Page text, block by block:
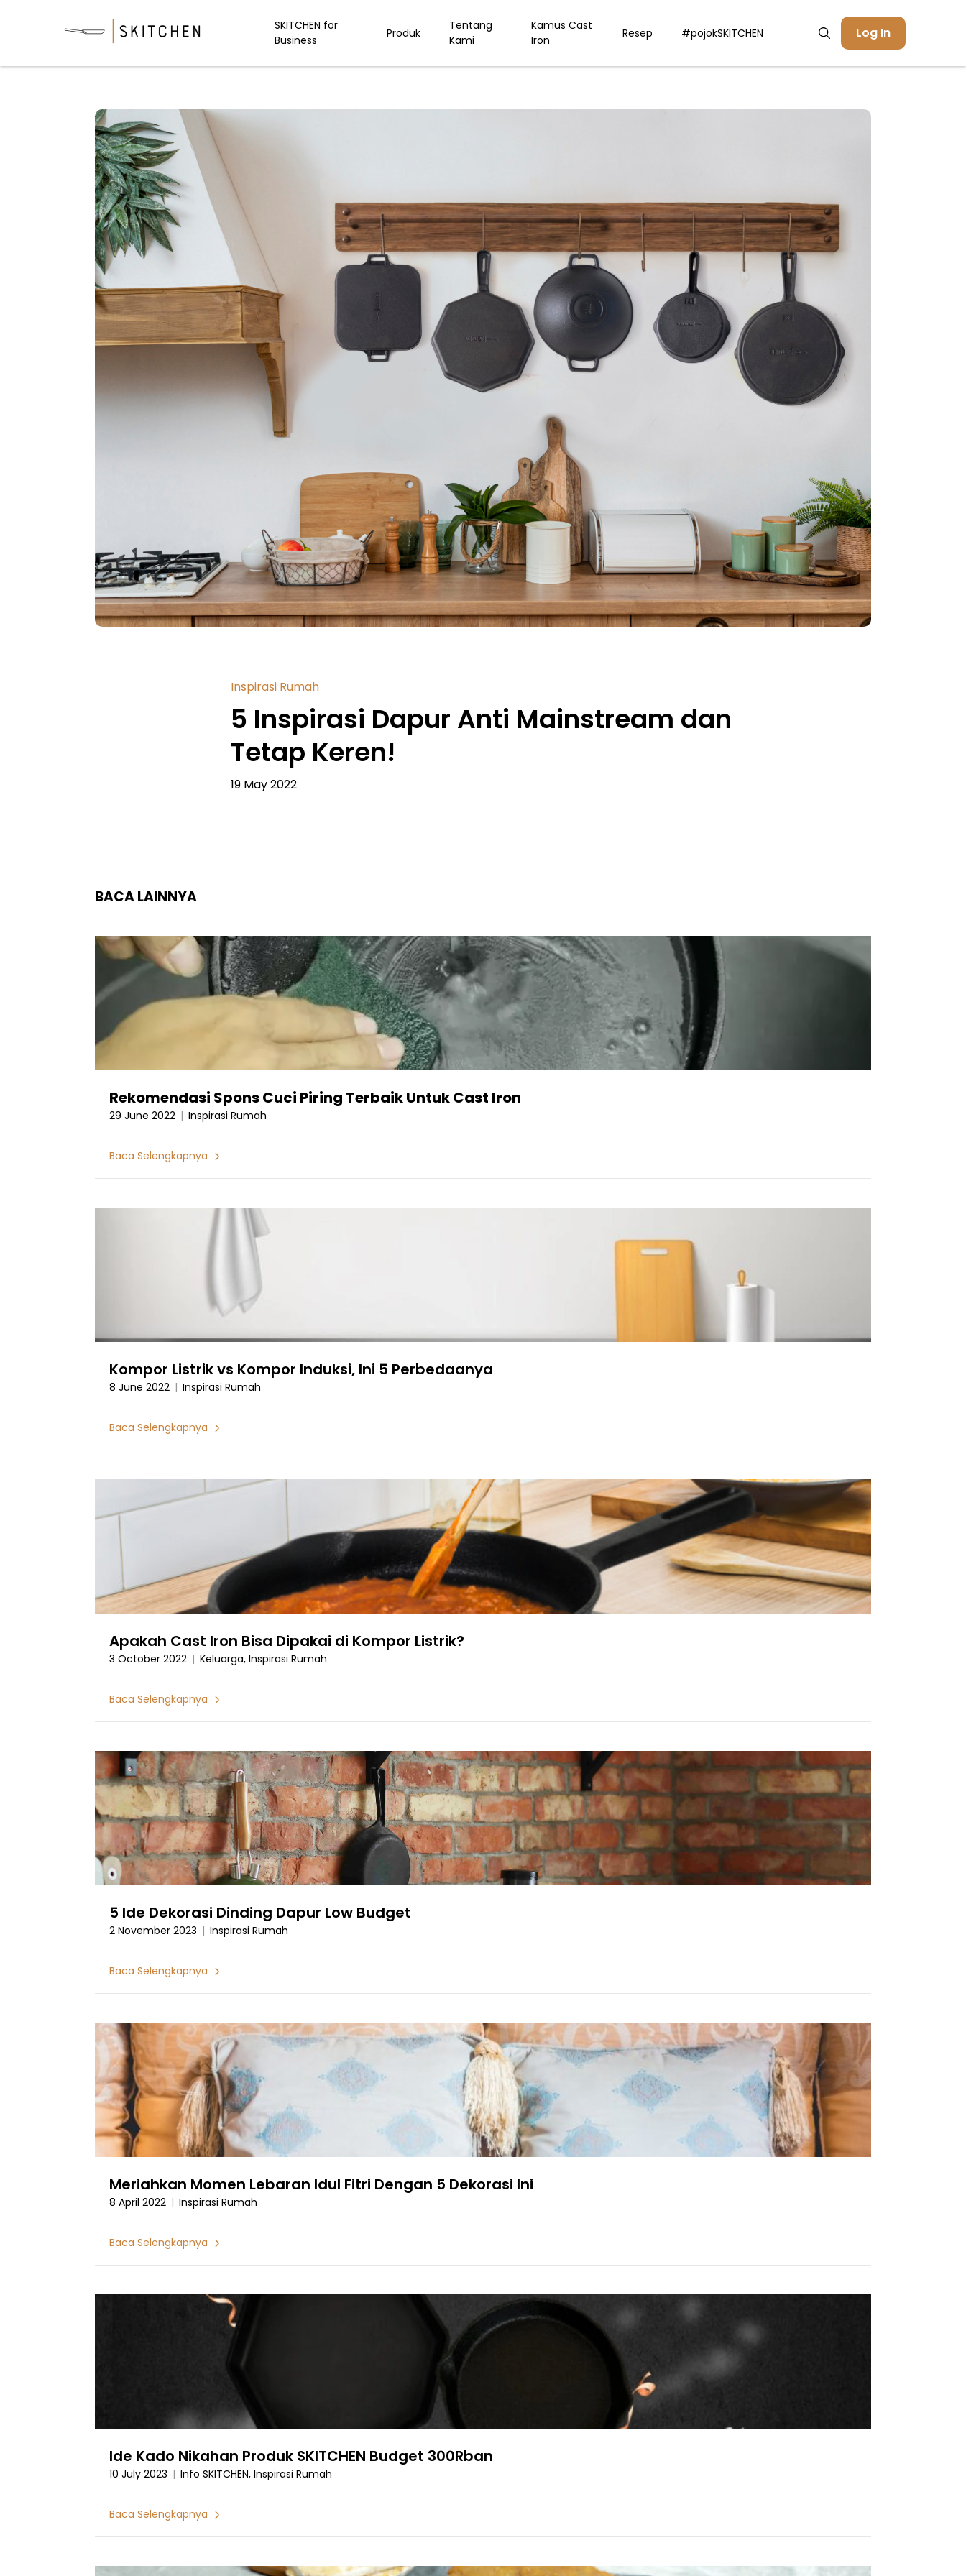
SKITCHEN for
Business
Produk
Tentang
Kami
Kamus Cast
Iron
Resep #pojokSKITCHEN Log In
Inspirasi Rumah
5 Inspirasi Dapur Anti Mainstream dan
Tetap Keren!
19 May 2022
BACA LAINNYA
Rekomendasi Spons Cuci Piring Terbaik Untuk Cast Iron
29 June 2022 | Inspirasi Rumah
Baca Selengkapnya
Kompor Listrik vs Kompor Induksi, Ini 5 Perbedaanya
8 June 2022 | Inspirasi Rumah
Baca Selengkapnya
Apakah Cast Iron Bisa Dipakai di Kompor Listrik?
3 October 2022 | Keluarga, Inspirasi Rumah
Baca Selengkapnya
5 Ide Dekorasi Dinding Dapur Low Budget
2 November 2023 | Inspirasi Rumah
Baca Selengkapnya
Meriahkan Momen Lebaran Idul Fitri Dengan 5 Dekorasi Ini
8 April 2022 | Inspirasi Rumah
Baca Selengkapnya
Ide Kado Nikahan Produk SKITCHEN Budget 300Rban
10 July 2023 | Info SKITCHEN, Inspirasi Rumah
Baca Selengkapnya